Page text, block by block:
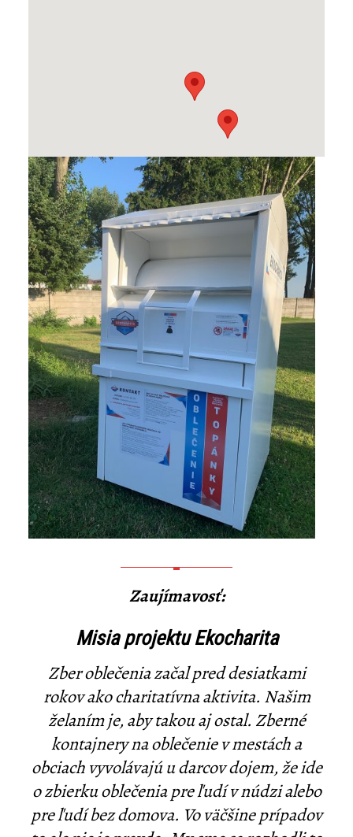
Zaujímavosť:
Misia projektu Ekocharita
Zber oblečenia začal pred desiatkami
rokov ako charitatívna aktivita. Našim
želaním je, aby takou aj ostal. Zberné
kontajnery na oblečenie v mestách a
obciach vyvolávajú u darcov dojem, že ide
o zbierku oblečenia pre ľudí v núdzi alebo
pre ľudí bez domova. Vo väčšine prípadov